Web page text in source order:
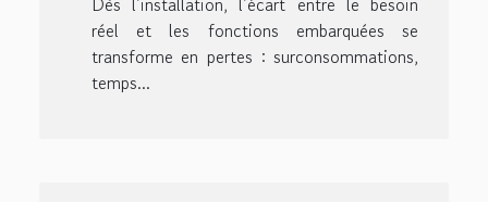
réel et les fonctions embarquées se
transforme en pertes : surconsommations,
temps...